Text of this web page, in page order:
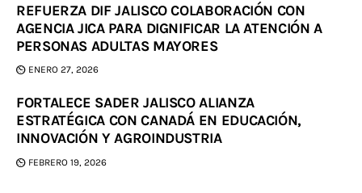
REFUERZA DIF JALISCO COLABORACIÓN CON
AGENCIA JICA PARA DIGNIFICAR LA ATENCIÓN A
PERSONAS ADULTAS MAYORES
ENERO 27, 2026
FORTALECE SADER JALISCO ALIANZA
ESTRATÉGICA CON CANADÁ EN EDUCACIÓN,
INNOVACIÓN Y AGROINDUSTRIA
FEBRERO 19, 2026